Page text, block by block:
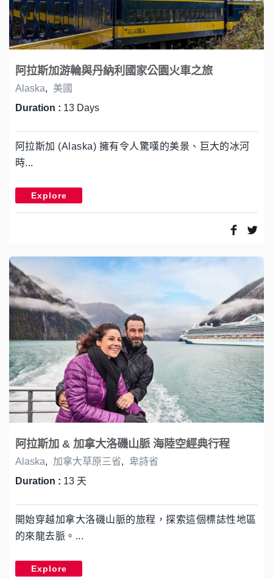
阿拉斯加游輪與丹納利國家公園火車之旅
Alaska,
美國
Duration : 13 Days
阿拉斯加 (Alaska) 擁有令人驚嘆的美景、巨大的冰河
時...
Explore
阿拉斯加 & 加拿大洛磯山脈 海陸空經典行程
Alaska, 加拿大草原三省,
卑詩省
Duration : 13 天
開始穿越加拿大洛磯山脈的旅程，探索這個標誌性地區
的來龍去脈。...
Explore